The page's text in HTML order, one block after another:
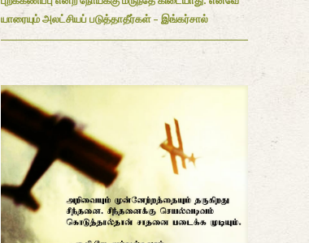
யாரையும் அலட்சியப் படுத்தாதீர்கள் - இங்கர்சால்